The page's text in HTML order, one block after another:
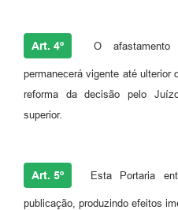
Art. 4º O
permanecerá vigente até ulterior
reforma da decisão pelo
superior.
Art. 5º Esta Portaria
publicação, produzindo efeitos